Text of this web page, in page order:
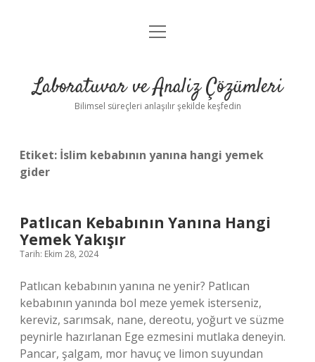
Anasayfa
Yasal Uyarı
menüyü
Laboratuvar ve Analiz Çözümleri
Bilimsel süreçleri anlaşılır şekilde keşfedin
Etiket: İslim kebabının yanına hangi yemek
gider
Patlıcan Kebabının Yanına Hangi
Yemek Yakışır
Tarih: Ekim 28, 2024
Patlıcan kebabının yanına ne yenir? Patlıcan
kebabının yanında bol meze yemek isterseniz,
kereviz, sarımsak, nane, dereotu, yoğurt ve süzme
peynirle hazırlanan Ege ezmesini mutlaka deneyin.
Pancar, şalgam, mor havuç ve limon suyundan